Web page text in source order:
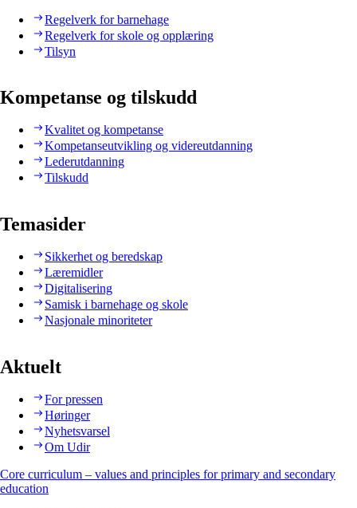
Regelverk for barnehage
Regelverk for skole og opplæring
Tilsyn
Kompetanse og tilskudd
Kvalitet og kompetanse
Kompetanseutvikling og videreutdanning
Lederutdanning
Tilskudd
Temasider
Sikkerhet og beredskap
Læremidler
Digitalisering
Samisk i barnehage og skole
Nasjonale minoriteter
Aktuelt
For pressen
Høringer
Nyhetsvarsel
Om Udir
Core curriculum – values and principles for primary and secondary
education